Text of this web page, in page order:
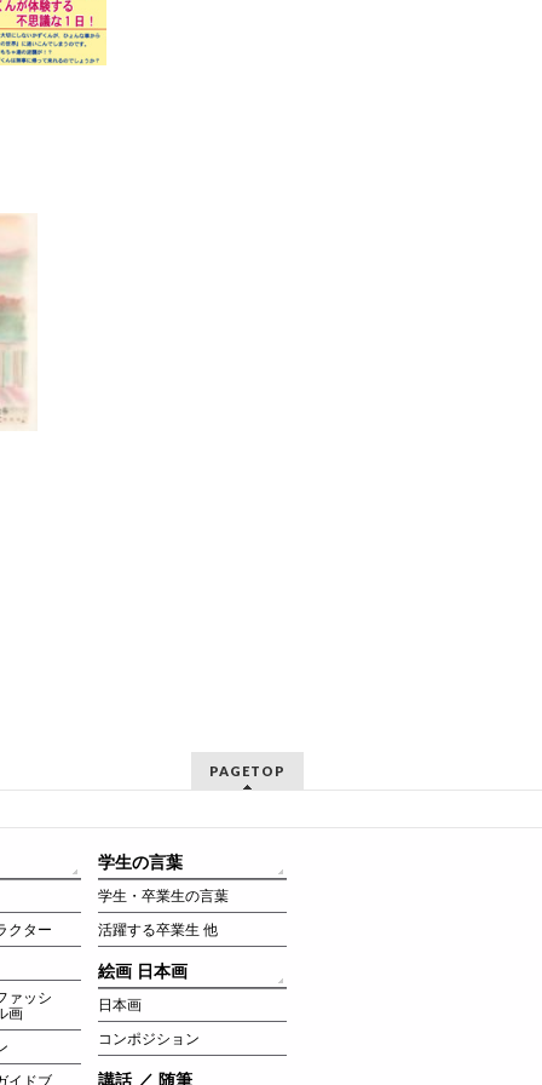
PAGETOP
クター
ァッシ
画
イドブ
学生の言葉
学生・卒業生の言葉
活躍する卒業生 他
絵画 日本画
日本画
コンポジション
講話 ／ 随筆